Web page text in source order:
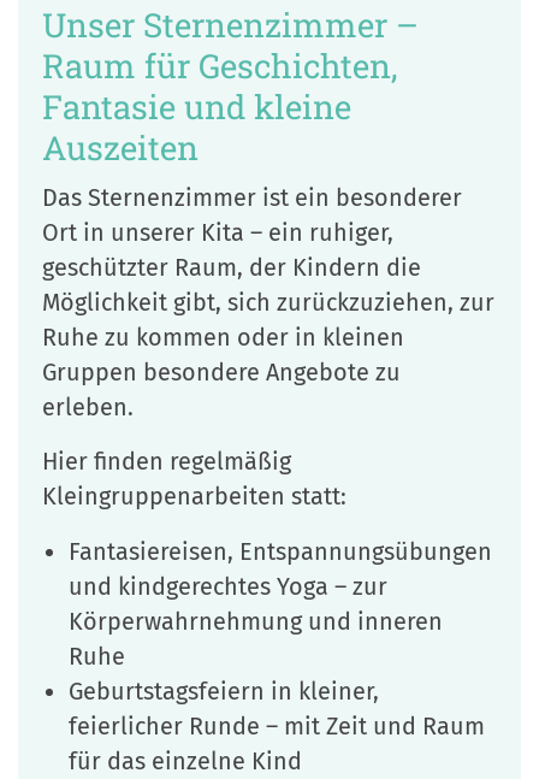
Unser Sternenzimmer –
Raum für Geschichten,
Fantasie und kleine
Auszeiten
Das Sternenzimmer ist ein besonderer
Ort in unserer Kita – ein ruhiger,
geschützter Raum, der Kindern die
Möglichkeit gibt, sich zurückzuziehen, zur
Ruhe zu kommen oder in kleinen
Gruppen besondere Angebote zu
erleben.
Hier finden regelmäßig
Kleingruppenarbeiten statt:
Fantasiereisen, Entspannungsübungen
und kindgerechtes Yoga – zur
Körperwahrnehmung und inneren
Ruhe
Geburtstagsfeiern in kleiner,
feierlicher Runde – mit Zeit und Raum
für das einzelne Kind